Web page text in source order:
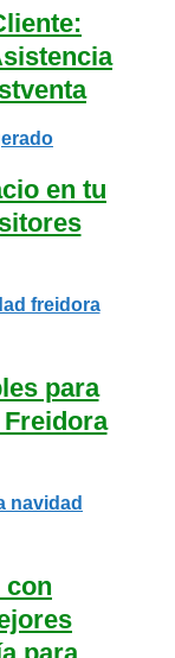
en tu
para
con